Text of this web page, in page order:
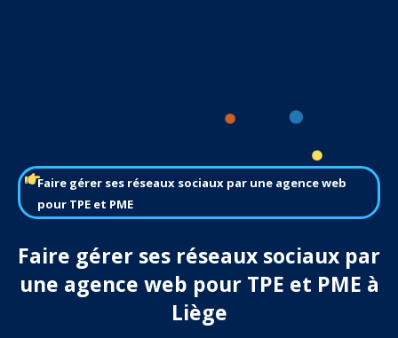
Faire gérer ses réseaux sociaux par une agence web
pour TPE et PME
Faire gérer ses réseaux sociaux par
une agence web pour TPE et PME à
Liège